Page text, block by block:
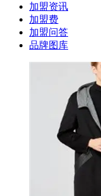
加盟资讯
加盟费
加盟问答
品牌图库